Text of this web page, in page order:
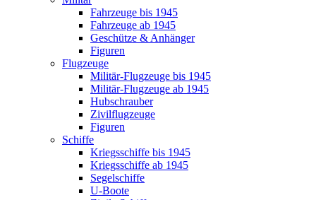
Fahrzeuge bis 1945
Fahrzeuge ab 1945
Geschütze & Anhänger
Figuren
Flugzeuge
Militär-Flugzeuge bis 1945
Militär-Flugzeuge ab 1945
Hubschrauber
Zivilflugzeuge
Figuren
Schiffe
Kriegsschiffe bis 1945
Kriegsschiffe ab 1945
Segelschiffe
U-Boote